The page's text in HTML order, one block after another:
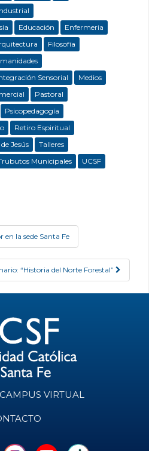
Educación
Enfermeria
Filosofía
Sensorial
Medios
Pastoral
Psicopedagogía
Retiro Espiritual
Jesús
Talleres
Municipales UCSF
la sede Santa Fe
“Historia del Norte Forestal”
CAMPUS VIRTUAL